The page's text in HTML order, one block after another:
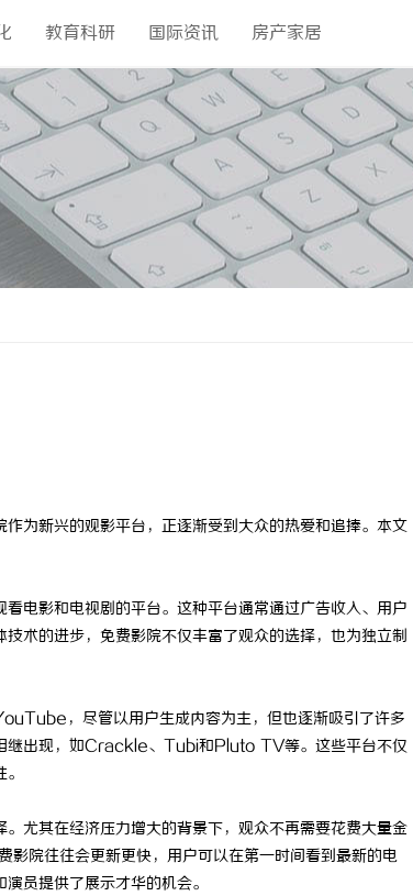
教育科研 国际资讯 房产家居
为新兴的观影平台，正逐渐受到大众的热爱和追捧。本文
电影和电视剧的平台。这种平台通常通过广告收入、用户
术的进步，免费影院不仅丰富了观众的选择，也为独立制
，尽管以用户生成内容为主，但也逐渐吸引了许多
继出现，如Crackle、Tubi和Pluto TV等。这些平台不仅
尤其在经济压力增大的背景下，观众不再需要花费大量金
院往往会更新更快，用户可以在第一时间看到最新的电
员提供了展示才华的机会。